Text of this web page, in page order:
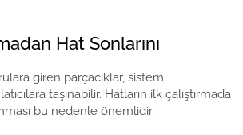
Hat Sonlarını
giren parçacıklar, sistem
taşınabilir. Hatların ilk çalıştırmada
bu nedenle önemlidir.